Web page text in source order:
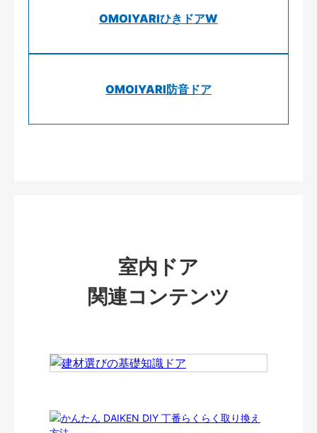
OMOIYARIひきドアW
OMOIYARI防音ドア
室内ドア
関連コンテンツ